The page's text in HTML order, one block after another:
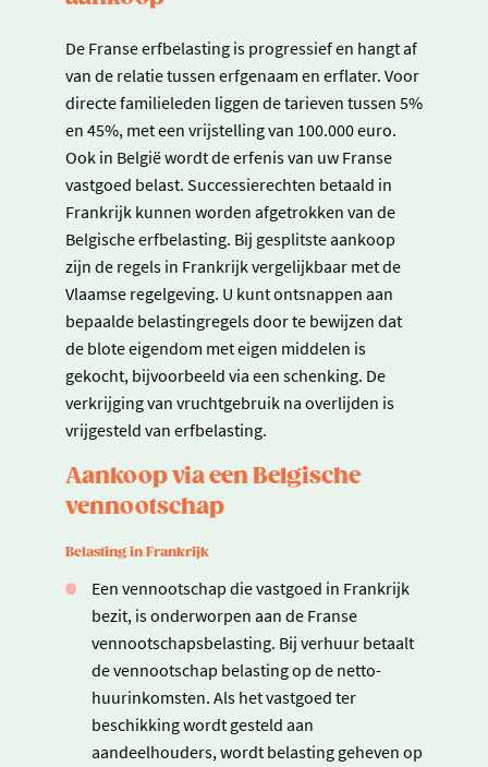
De Franse erfbelasting is progressief en hangt af
van de relatie tussen erfgenaam en erflater. Voor
directe familieleden liggen de tarieven tussen 5%
en 45%, met een vrijstelling van 100.000 euro.
Ook in België wordt de erfenis van uw Franse
vastgoed belast. Successierechten betaald in
Frankrijk kunnen worden afgetrokken van de
Belgische erfbelasting. Bij gesplitste aankoop
zijn de regels in Frankrijk vergelijkbaar met de
Vlaamse regelgeving. U kunt ontsnappen aan
bepaalde belastingregels door te bewijzen dat
de blote eigendom met eigen middelen is
gekocht, bijvoorbeeld via een schenking. De
verkrijging van vruchtgebruik na overlijden is
vrijgesteld van erfbelasting.
Aankoop via een Belgische
vennootschap
Belasting in Frankrijk
Een vennootschap die vastgoed in Frankrijk
bezit, is onderworpen aan de Franse
vennootschapsbelasting. Bij verhuur betaalt
de vennootschap belasting op de netto-
huurinkomsten. Als het vastgoed ter
beschikking wordt gesteld aan
aandeelhouders, wordt belasting geheven op